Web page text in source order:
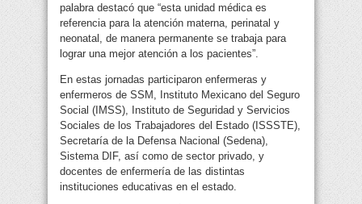
palabra destacó que “esta unidad médica es
referencia para la atención materna, perinatal y
neonatal, de manera permanente se trabaja para
lograr una mejor atención a los pacientes”.
En estas jornadas participaron enfermeras y
enfermeros de SSM, Instituto Mexicano del Seguro
Social (IMSS), Instituto de Seguridad y Servicios
Sociales de los Trabajadores del Estado (ISSSTE),
Secretaría de la Defensa Nacional (Sedena),
Sistema DIF, así como de sector privado, y
docentes de enfermería de las distintas
instituciones educativas en el estado.